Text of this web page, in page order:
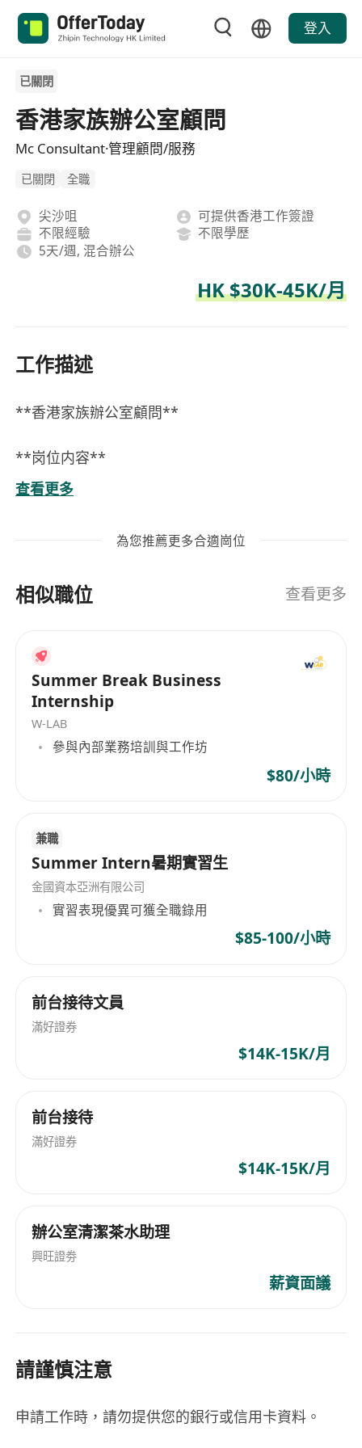
登入
已關閉
香港家族辦公室顧問
Mc Consultant·管理顧問/服務
已關閉 全職
尖沙咀
可提供香港工作簽證
不限經驗
不限學歷
5天/週, 混合辦公
HK $30K-45K/月
工作描述
**香港家族辦公室顧問**
**岗位内容**
为高净值客户提供全面的财富管理服务，涵盖身份
续签、风险管理、财富规划与传承、离岸信托咨询
领域。工作以客户需求为核心，提供定制化解决方
理心，能够深入理解客户需求并提供切实可行的支
持。团队已建立成熟的工作方法与支持体系，帮助
成员快速上手，提升专业能力与客户服务效率。
**工作要求**
欢迎持有IANG、高才通、优才通、受养人或永居身
喜欢撰写内容，如在小红书、公众号、视频号等平
台进行分享者将更有利于增员及业绩发展。工作地
点灵活，适合香港及中国内地人士申请。
公司提供完善的培训体系，无需担心销售经验不
IANG及永居则根据学历或收入证明评估）。
等级评级，财务表现稳健，股价亮眼，内地团队处
于初创阶段，发展潜力巨大。
工作方式弹性，可兼顾内地主业、学业及两地生
支持，共享资源与成功经验，包括指导高才通、优
才通、IANG身份续签、插班择校中小学事务、增员
外会议机票与酒店报销，年收入可达200万以上，并
可支持6年续签。晋升通道畅通，为表现优异员工提
供快速管理层发展机会。
查看更多
為您推薦更多合適崗位
相似職位 查看更多
Summer Break Business
Internship
W-LAB
參與內部業務培訓與工作坊
$80/小時
兼職
Summer Intern暑期實習生
金國資本亞洲有限公司
實習表現優異可獲全職錄用
$85-100/小時
前台接待文員
滿好證券
$14K-15K/月
前台接待
滿好證券
$14K-15K/月
辦公室清潔茶水助理
興旺證劵
薪資面議
請謹慎注意
申請工作時，請勿提供您的銀行或信用卡資料。